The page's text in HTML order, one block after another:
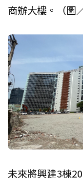
商辦大樓。（圖
未來將興建3棟